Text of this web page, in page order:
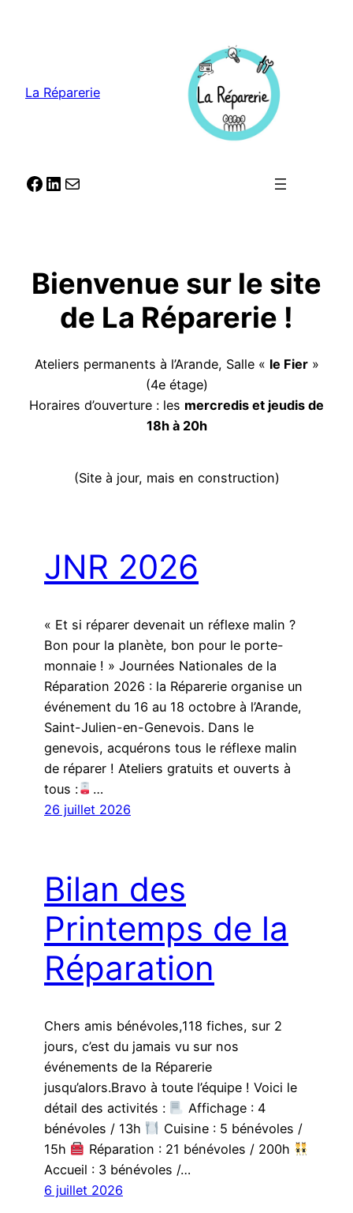
La Réparerie
Facebook
LinkedIn
E-mail
Bienvenue sur le site
de La Réparerie !
Ateliers permanents à l’Arande, Salle « le Fier»
(4e étage)
Horaires d’ouverture : les mercredis et jeudis de
18h à 20h
(Site à jour, mais en construction)
JNR 2026
« Et si réparer devenait un réflexe malin ?
Bon pour la planète, bon pour le porte-
monnaie ! » Journées Nationales de la
Réparation 2026 : la Réparerie organise un
événement du 16 au 18 octobre à l’Arande,
Saint-Julien-en-Genevois. Dans le
genevois, acquérons tous le réflexe malin
de réparer ! Ateliers gratuits et ouverts à
tous :
…
26 juillet 2026
Bilan des
Printemps de la
Réparation
Chers amis bénévoles,118 fiches, sur 2
jours, c’est du jamais vu sur nos
événements de la Réparerie
jusqu’alors.Bravo à toute l’équipe ! Voici le
détail des activités :
Affichage : 4
bénévoles / 13h
Cuisine : 5 bénévoles /
15h
Réparation : 21 bénévoles / 200h
Accueil : 3 bénévoles /…
6 juillet 2026